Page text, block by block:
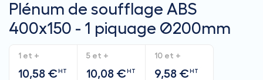
Plénum de soufflage ABS
400x150 - 1 piquage Ø200mm
1 et +
10,58 € HT
5 et +
10,08 € HT
10 et +
9,58 € HT